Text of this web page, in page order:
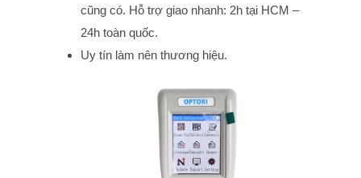
cũng có. Hỗ trợ giao nhanh: 2h tại HCM –
24h toàn quốc.
Uy tín làm nên thương hiệu.